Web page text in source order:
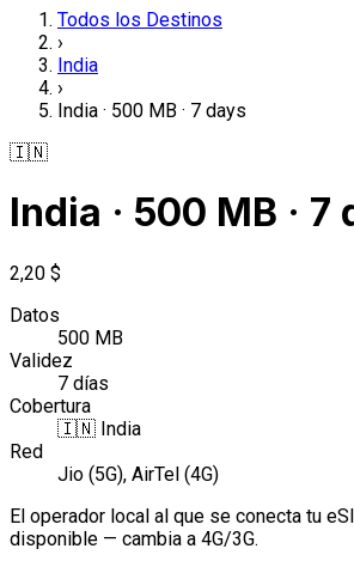
Todos los Destinos
›
India
›
India · 500 MB · 7 days
🇮🇳
India · 500 MB · 7
2,20 $
Datos
500 MB
Validez
7 días
Cobertura
🇮🇳 India
Red
Jio (5G), AirTel (4G)
El operador local al que se conecta tu
disponible — cambia a 4G/3G.